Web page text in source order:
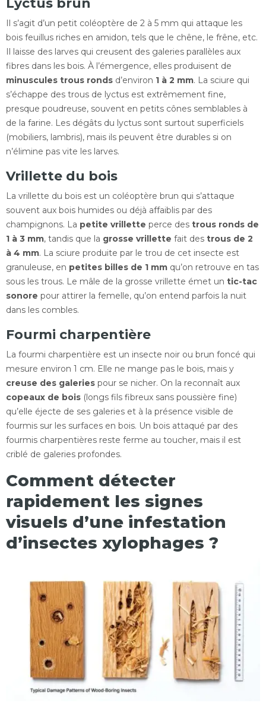
Il s’agit d’un petit coléoptère de 2 à 5 mm qui attaque les
bois feuillus riches en amidon, tels que le chêne, le frêne, etc.
Il laisse des larves qui creusent des galeries parallèles aux
fibres dans les bois. À l’émergence, elles produisent de
minuscules trous ronds d’environ 1 à 2 mm. La sciure qui
s’échappe des trous de lyctus est extrêmement fine,
presque poudreuse, souvent en petits cônes semblables à
de la farine. Les dégâts du lyctus sont surtout superficiels
(mobiliers, lambris), mais ils peuvent être durables si on
n’élimine pas vite les larves.
Vrillette du bois
La vrillette du bois est un coléoptère brun qui s’attaque
souvent aux bois humides ou déjà affaiblis par des
champignons. La petite vrillette perce des trous ronds de
1 à 3 mm, tandis que la grosse vrillette fait des trous de 2
à 4 mm. La sciure produite par le trou de cet insecte est
granuleuse, en petites billes de 1 mm qu’on retrouve en tas
sous les trous. Le mâle de la grosse vrillette émet un tic-tac
sonore pour attirer la femelle, qu’on entend parfois la nuit
dans les combles.
Fourmi charpentière
La fourmi charpentière est un insecte noir ou brun foncé qui
mesure environ 1 cm. Elle ne mange pas le bois, mais y
creuse des galeries pour se nicher. On la reconnaît aux
copeaux de bois (longs fils fibreux sans poussière fine)
qu’elle éjecte de ses galeries et à la présence visible de
fourmis sur les surfaces en bois. Un bois attaqué par des
fourmis charpentières reste ferme au toucher, mais il est
criblé de galeries profondes.
Comment détecter
rapidement les signes
visuels d’une infestation
d’insectes xylophages ?